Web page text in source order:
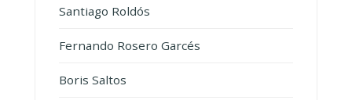
Santiago Roldós
Fernando Rosero Garcés
Boris Saltos